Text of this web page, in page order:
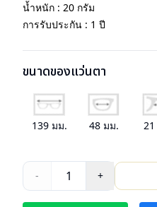
น้ำหนัก : 20 กรัม
การรับประกัน : 1 ปี
ขนาดของแว่นตา
139 มม. 48 มม. 21
- 1 +